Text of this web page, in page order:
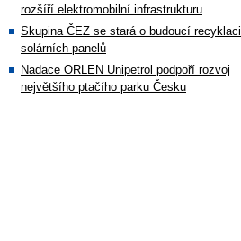
rozšíří elektromobilní infrastrukturu
Skupina ČEZ se stará o budoucí recyklaci
solárních panelů
Nadace ORLEN Unipetrol podpoří rozvoj
největšího ptačího parku Česku